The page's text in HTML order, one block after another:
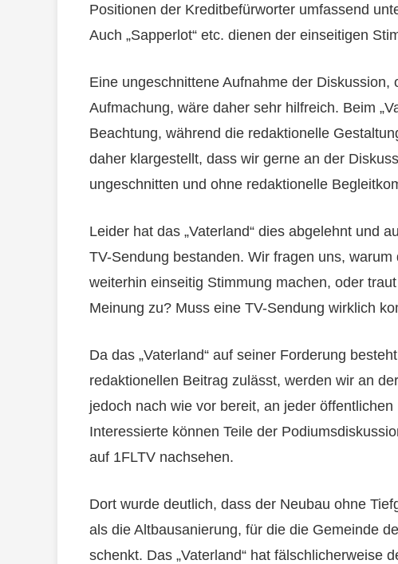
Positionen der Kreditbefürworter umfassend
Auch „Sapperlot“ etc. dienen der einseitigen
Eine ungeschnittene Aufnahme der
Aufmachung, wäre daher sehr hilfreich. Beim
Beachtung, während die redaktionelle
daher klargestellt, dass wir gerne an der
ungeschnitten und ohne redaktionelle
Leider hat das „Vaterland“ dies abgelehnt und
TV-Sendung bestanden. Wir fragen uns, warum
weiterhin einseitig Stimmung machen, oder
Meinung zu? Muss eine TV-Sendung wirklich
Da das „Vaterland“ auf seiner Forderung
redaktionellen Beitrag zulässt, werden wir an
jedoch nach wie vor bereit, an jeder
Interessierte können Teile der
auf 1FLTV nachsehen.
Dort wurde deutlich, dass der Neubau ohne
als die Altbausanierung, für die die Gemeinde
schenkt. Das „Vaterland“ hat fälschlicherweise